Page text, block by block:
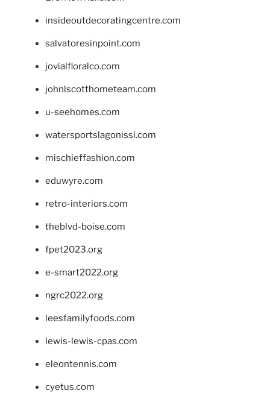
insideoutdecoratingcentre.com
salvatoresinpoint.com
jovialfloralco.com
johnlscotthometeam.com
u-seehomes.com
watersportslagonissi.com
mischieffashion.com
eduwyre.com
retro-interiors.com
theblvd-boise.com
fpet2023.org
e-smart2022.org
ngrc2022.org
leesfamilyfoods.com
lewis-lewis-cpas.com
eleontennis.com
cyetus.com